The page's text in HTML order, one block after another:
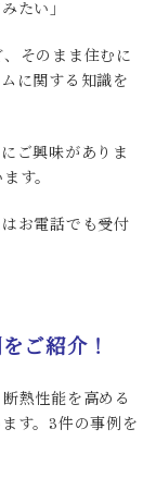
たい」
、そのまま住むに
に関する知識を
ご興味がありま
す。
お電話でも受付
ご紹介！
熱性能を高める
す。3件の事例を